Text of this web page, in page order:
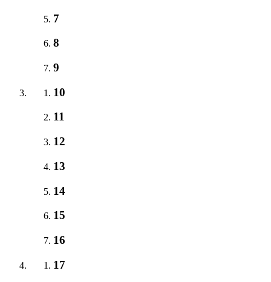
7
8
9
10
11
12
13
14
15
16
17